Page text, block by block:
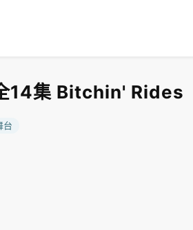
14集 Bitchin' Rides
台